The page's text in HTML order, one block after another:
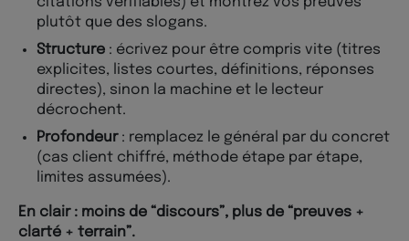
plutôt que des slogans.
Structure : écrivez pour être compris vite (titres
explicites, listes courtes, définitions, réponses
directes), sinon la machine et le lecteur
décrochent.
Profondeur : remplacez le général par du concret
(cas client chiffré, méthode étape par étape,
limites assumées).
En clair : moins de “discours”, plus de “preuves +
clarté + terrain”.